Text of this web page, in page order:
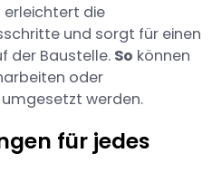
erleichtert die
und sorgt für einen
der Baustelle. So können
oder
werden.
für jedes